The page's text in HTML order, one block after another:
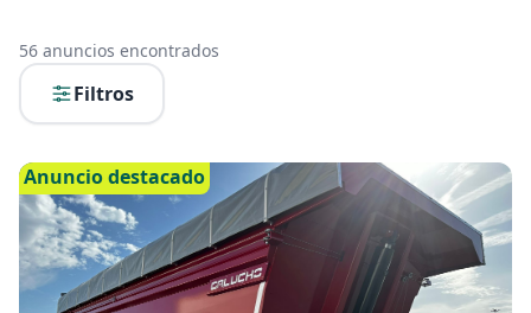
56 anuncios encontrados
Filtros
Anuncio destacado